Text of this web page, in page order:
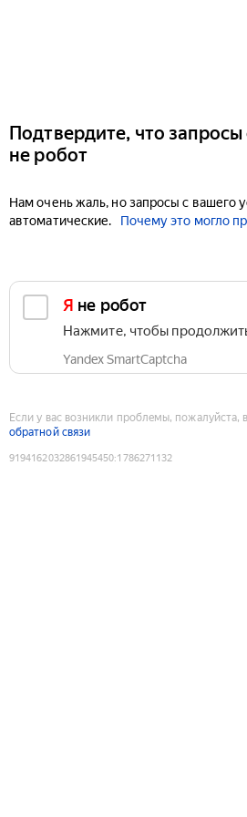
Подтвердите, что
не робот
Нам очень жаль, но запросы с вашего
автоматические.
Почему это могло
Я не робот
Нажмите, чтобы
Yandex SmartCaptcha
Если у вас возникли проблемы, пожалуйста,
обратной связи
9194162032861945450:1786271132